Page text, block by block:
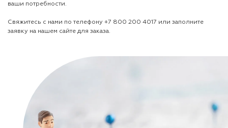
ваши потребности.
Свяжитесь с нами по телефону +7 800 200 4017 или заполните
заявку на нашем сайте для заказа.